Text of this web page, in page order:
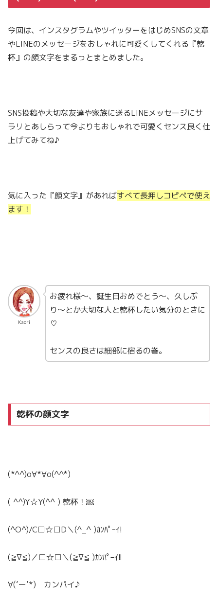
今回は、インスタグラムやツイッターをはじめSNSの文章
やLINEのメッセージをおしゃれに可愛くしてくれる『乾
杯』の顔文字をまるっとまとめました。
SNS投稿や大切な友達や家族に送るLINEメッセージにサ
ラリとあしらって今よりもおしゃれで可愛くセンス良く仕
上げてみてね♪
気に入った『顔文字』があればすべて長押しコピペで使え
ます！
Kaori
お疲れ様〜、誕生日おめでとう〜、久しぶ
り〜とか大切な人と乾杯したい気分のときに
♡
センスの良さは細部に宿るの巻。
乾杯の顔文字
(*^^)o∀*∀o(^^*)
( ^^)Y☆Y(^^ ) 乾杯！￼
(^O^)/C□☆□D＼(^_^ )ｶﾝﾊﾟｰｲ!
(≧∇≦)／□☆□＼(≧∇≦ )ｶﾝﾊﾟｰｲ!!
∀(‘ー’*) カンパイ♪